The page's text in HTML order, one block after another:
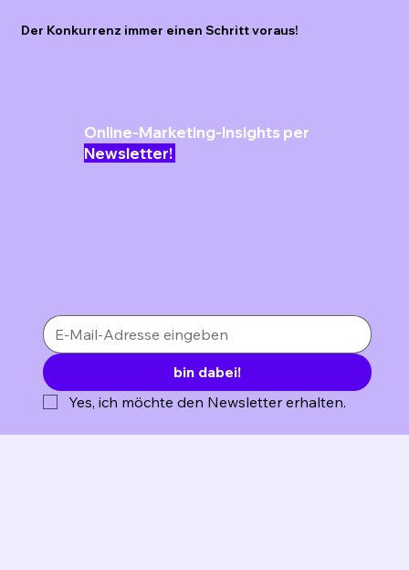
Der Konkurrenz immer einen Schritt voraus!
bin dabei!
Yes, ich möchte den Newsletter erhalten.
Online-Marketing-Insights per
Newsletter!